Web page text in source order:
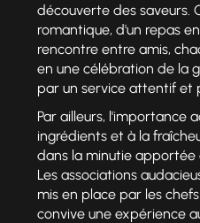
découverte des saveurs.
romantique, d'un repas
rencontre entre amis,
en une célébration de la
par un service attentif et
Par ailleurs, l'importance
ingrédients et à la
dans la minutie apportée
Les associations
mis en place par les
convive une expérience